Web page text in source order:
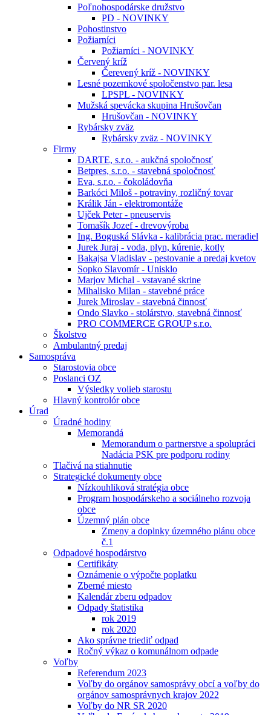
Poľnohospodárske družstvo
PD - NOVINKY
Pohostinstvo
Požiarníci
Požiarníci - NOVINKY
Červený kríž
Čerevený kríž - NOVINKY
Lesné pozemkové spoločenstvo par. lesa
LPSPL - NOVINKY
Mužská spevácka skupina Hrušovčan
Hrušovčan - NOVINKY
Rybársky zväz
Rybársky zväz - NOVINKY
Firmy
DARTE, s.r.o. - aukčná spoločnosť
Betpres, s.r.o. - stavebná spoločnosť
Eva, s.r.o. - čokoládovňa
Barkóci Miloš - potraviny, rozličný tovar
Králik Ján - elektromontáže
Ujček Peter - pneuservis
Tomašík Jozef - drevovýroba
Ing. Boguská Slávka - kalibrácia prac. meradiel
Jurek Juraj - voda, plyn, kúrenie, kotly
Bakajsa Vladislav - pestovanie a predaj kvetov
Sopko Slavomír - Unisklo
Marjov Michal - vstavané skrine
Mihalisko Milan - stavebné práce
Jurek Miroslav - stavebná činnosť
Ondo Slavko - stolárstvo, stavebná činnosť
PRO COMMERCE GROUP s.r.o.
Školstvo
Ambulantný predaj
Samospráva
Starostovia obce
Poslanci OZ
Výsledky volieb starostu
Hlavný kontrolór obce
Úrad
Úradné hodiny
Memorandá
Memorandum o partnerstve a spolupráci
Nadácia PSK pre podporu rodiny
Tlačivá na stiahnutie
Strategické dokumenty obce
Nízkouhliková stratégia obce
Program hospodárskeho a sociálneho rozvoja
obce
Územný plán obce
Zmeny a doplnky územného plánu obce
č.1
Odpadové hospodárstvo
Certifikáty
Oznámenie o výpočte poplatku
Zberné miesto
Kalendár zberu odpadov
Odpady štatistika
rok 2019
rok 2020
Ako správne triediť odpad
Ročný výkaz o komunálnom odpade
Voľby
Referendum 2023
Voľby do orgánov samosprávy obcí a voľby do
orgánov samosprávnych krajov 2022
Voľby do NR SR 2020